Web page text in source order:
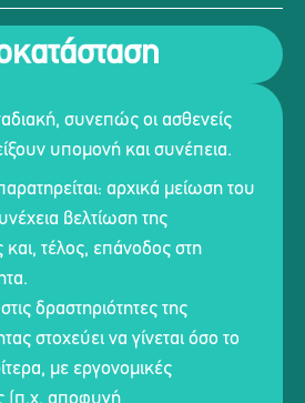
συνεπώς οι ασθενείς
υπομονή και συνέπεια.
αρχικά μείωση του
βελτίωση της
και, τέλος, επάνοδος στη
δραστηριότητες της
στοχεύει να γίνεται όσο το
με εργονομικές